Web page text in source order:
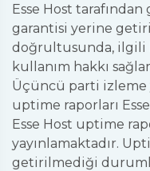
Esse Host
garantisi yerine
doğrultusunda, ilgili
kullanım hakkı
Üçüncü parti izleme
uptime raporları
Esse Host uptime
yayınlamaktadır.
getirilmediği